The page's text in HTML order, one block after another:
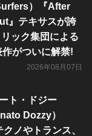
）『After
』テキサスが誇
ック集団による
がついに解禁!
2026年08月07日
ト・ドジー
Dozzy）
クノやトランス、